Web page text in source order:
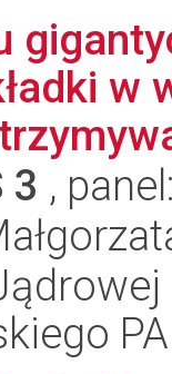
w
3 ,